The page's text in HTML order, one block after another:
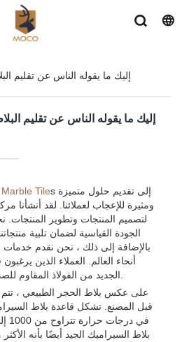
إليك ما يقوله الناس عن تقليم
إليك ما يقوله الناس عن تقليم
Marble Tiles إلى تقديم حلول متميزة
ومثيرة للإعجاب لعملائنا. لقد أنشأنا
لتصميم المنتجات وتطوير المنتجات.
الجودة القياسية لضمان تلبية
بالإضافة إلى ذلك ، نحن نقدم خدمات
أنحاء العالم. العملاء الذين
على عكس بلاط الحجر الطبيعي ،
قبل المصنع. تشكل قاعدة بلاط
بلاط السيراميك الجيد أيضًا بأنه